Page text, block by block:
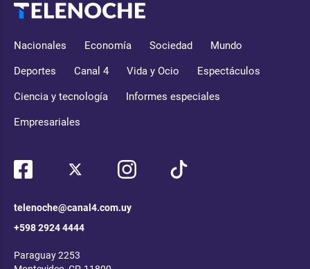
Nacionales Economía Sociedad Mundo
Deportes Canal 4 Vida y Ocio Espectáculos
Ciencia y tecnología Informes especiales
Empresariales
telenoche@canal4.com.uy
+598 2924 4444
Paraguay 2253